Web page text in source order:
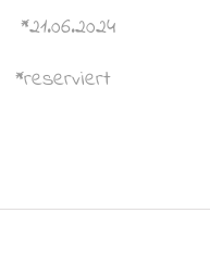
*21.06.2024
*reserviert